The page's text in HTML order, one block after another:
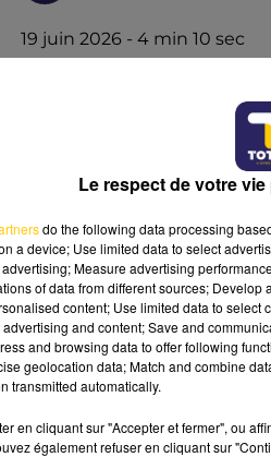
19 juin 2026 - 4 min 10 sec
Ecoutez sur Totem
de Brioude et Issoire avec
journalistes sur le terrain .
Le respect de votre
do the following data processing
a device; Use limited data to select
Measure advertising
of data from different sources;
content; Use limited data to select
and content; Save and
and browsing data to offer following
geolocation data; Match and combine
transmitted automatically.
en cliquant sur "Accepter et fermer", ou
également refuser en cliquant sur